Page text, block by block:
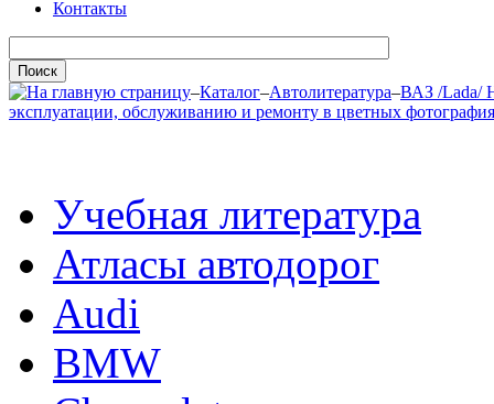
Контакты
–Каталог–Автолитература–ВАЗ /Lada/
эксплуатации, обслуживанию и ремонту в цветных
Учебная литература
Атласы автодорог
Audi
BMW